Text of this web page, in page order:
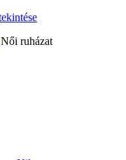
Női ruházat